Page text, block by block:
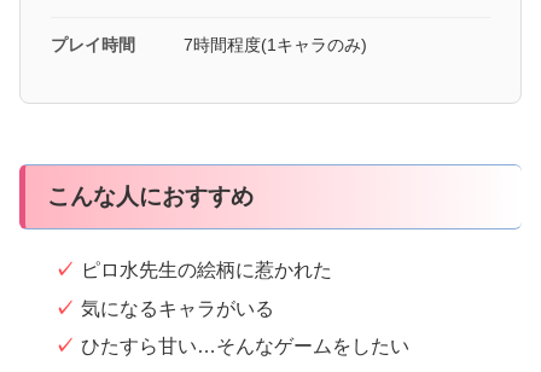
プレイ時間 7時間程度(1キャラのみ)
こんな人におすすめ
ピロ水先生の絵柄に惹かれた
気になるキャラがいる
ひたすら甘い…そんなゲームをしたい